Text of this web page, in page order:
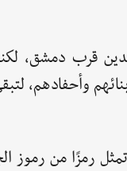
قرب دمشق،
وأحفادهم،
رمزًا من رموز